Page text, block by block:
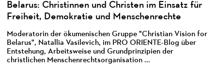
Belarus: Christinnen und Christen im Einsatz für
Freiheit, Demokratie und Menschenrechte
Moderatorin der ökumenischen Gruppe "Christian Vision for
Belarus", Natallia Vasilevich, im PRO ORIENTE-Blog über
Entstehung, Arbeitsweise und Grundprinzipien der
christlichen Menschenrechtsorganisation ...